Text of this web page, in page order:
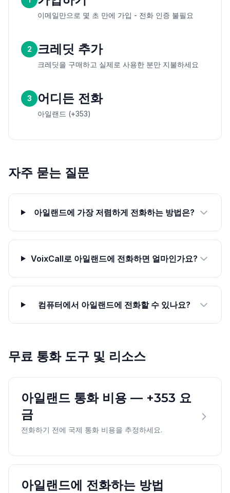
이메일만으로 몇 초 만에 가입 - 전화 인증 불필요
2 크레딧 추가
크레딧을 구매하고 실제로 사용한 분만 지불하세요
3 어디든 전화
아일랜드 (+353)
자주 묻는 질문
아일랜드에 가장 저렴하게 전화하는 방법은?
VoixCall로 아일랜드에 전화하면 얼마인가요?
컴퓨터에서 아일랜드에 전화할 수 있나요?
무료 통화 도구 및 리소스
아일랜드 통화 비용 — +353 요
금
전화하기 전에 국제 통화 비용을 추정하세요.
아일랜드에 전화하는 방법